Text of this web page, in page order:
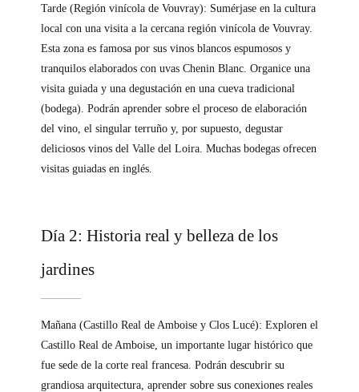
Tarde (Región vinícola de Vouvray): Sumérjase en la cultura
local con una visita a la cercana región vinícola de Vouvray.
Esta zona es famosa por sus vinos blancos espumosos y
tranquilos elaborados con uvas Chenin Blanc. Organice una
visita guiada y una degustación en una cueva tradicional
(bodega). Podrán aprender sobre el proceso de elaboración
del vino, el singular terruño y, por supuesto, degustar
deliciosos vinos del Valle del Loira. Muchas bodegas ofrecen
visitas guiadas en inglés.
Día 2: Historia real y belleza de los
jardines
Mañana (Castillo Real de Amboise y Clos Lucé): Exploren el
Castillo Real de Amboise, un importante lugar histórico que
fue sede de la corte real francesa. Podrán descubrir su
grandiosa arquitectura, aprender sobre sus conexiones reales